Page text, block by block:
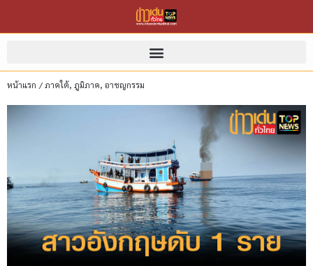
หน้าแรก /ภาคใต้, ภูมิภาค, อาชญกรรม